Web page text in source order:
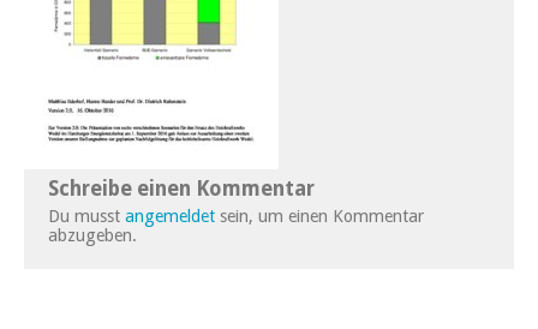
Schreibe einen Kommentar
Du musst angemeldet sein, um einen Kommentar
abzugeben.